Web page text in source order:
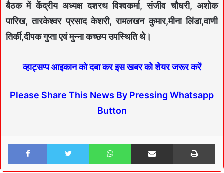
बैठक में केंद्रीय अध्यक्ष दशरथ विश्वकर्मा, संजीव चौधरी, अशोक
पारिख, तारकेश्वर प्रसाद केशरी, रामलखन कुमार,मीना लिंडा,वाणी
तिर्की,दीपक गुप्ता एवं मुन्ना कच्छप उपस्थिति थे।
व्हाट्सप्प आइकान को दबा कर इस खबर को शेयर जरूर करें
Please Share This News By Pressing Whatsapp
Button
Facebook Twitter WhatsApp Share via Email Print